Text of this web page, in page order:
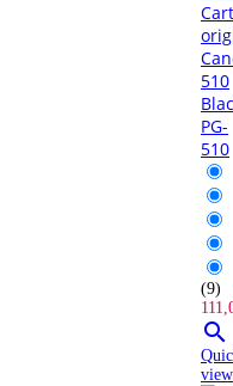
510
PG-
510
(9)

view